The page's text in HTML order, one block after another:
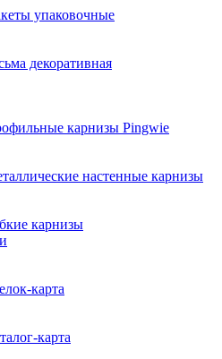
упаковочные
декоративная
карнизы Pingwie
настенные карнизы
карнизы
карта
карта